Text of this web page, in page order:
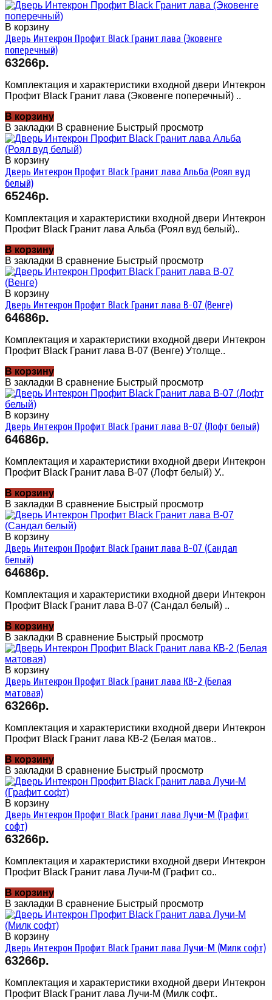
В корзину
Дверь Интекрон Профит Black Гранит лава (Эковенге
поперечный)
63266р.
Комплектация и характеристики входной двери Интекрон
Профит Black Гранит лава (Эковенге поперечный) ..
В корзину
В закладки В сравнение Быстрый просмотр
В корзину
Дверь Интекрон Профит Black Гранит лава Альба (Роял вуд
белый)
65246р.
Комплектация и характеристики входной двери Интекрон
Профит Black Гранит лава Альба (Роял вуд белый)..
В корзину
В закладки В сравнение Быстрый просмотр
В корзину
Дверь Интекрон Профит Black Гранит лава В-07 (Венге)
64686р.
Комплектация и характеристики входной двери Интекрон
Профит Black Гранит лава В-07 (Венге) Утолще..
В корзину
В закладки В сравнение Быстрый просмотр
В корзину
Дверь Интекрон Профит Black Гранит лава В-07 (Лофт белый)
64686р.
Комплектация и характеристики входной двери Интекрон
Профит Black Гранит лава В-07 (Лофт белый) У..
В корзину
В закладки В сравнение Быстрый просмотр
В корзину
Дверь Интекрон Профит Black Гранит лава В-07 (Сандал
белый)
64686р.
Комплектация и характеристики входной двери Интекрон
Профит Black Гранит лава В-07 (Сандал белый) ..
В корзину
В закладки В сравнение Быстрый просмотр
В корзину
Дверь Интекрон Профит Black Гранит лава КВ-2 (Белая
матовая)
63266р.
Комплектация и характеристики входной двери Интекрон
Профит Black Гранит лава КВ-2 (Белая матов..
В корзину
В закладки В сравнение Быстрый просмотр
В корзину
Дверь Интекрон Профит Black Гранит лава Лучи-М (Графит
софт)
63266р.
Комплектация и характеристики входной двери Интекрон
Профит Black Гранит лава Лучи-М (Графит со..
В корзину
В закладки В сравнение Быстрый просмотр
В корзину
Дверь Интекрон Профит Black Гранит лава Лучи-М (Милк софт)
63266р.
Комплектация и характеристики входной двери Интекрон
Профит Black Гранит лава Лучи-М (Милк софт..